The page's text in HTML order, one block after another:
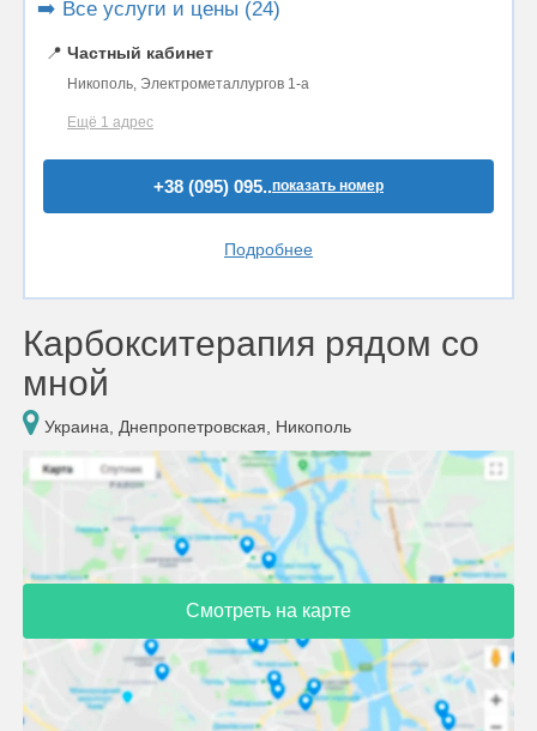
➡️ Все услуги и цены (24)
📍 Частный кабинет
Никополь, Электрометаллургов 1-а
Ещё 1 адрес
+38 (095) 095..показать номер
Подробнее
Карбокситерапия рядом со
мной
Украина, Днепропетровская, Никополь
Смотреть на карте